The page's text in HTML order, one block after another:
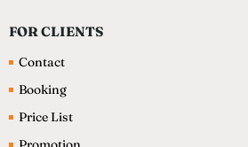
FOR CLIENTS
Contact
Booking
Price List